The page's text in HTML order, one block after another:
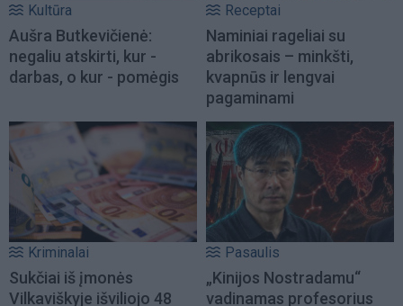
Kultūra
Aušra Butkevičienė:
negaliu atskirti, kur -
darbas, o kur - pomėgis
Receptai
Naminiai rageliai su
abrikosais – minkšti,
kvapnūs ir lengvai
pagaminami
Kriminalai
Sukčiai iš įmonės
Vilkaviškyje išviliojo 48
Pasaulis
„Kinijos Nostradamu“
vadinamas profesorius